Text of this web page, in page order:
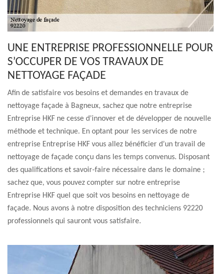
UNE ENTREPRISE PROFESSIONNELLE POUR
S’OCCUPER DE VOS TRAVAUX DE
NETTOYAGE FAÇADE
Afin de satisfaire vos besoins et demandes en travaux de
nettoyage façade à Bagneux, sachez que notre entreprise
Entreprise HKF ne cesse d’innover et de développer de nouvelle
méthode et technique. En optant pour les services de notre
entreprise Entreprise HKF vous allez bénéficier d’un travail de
nettoyage de façade conçu dans les temps convenus. Disposant
des qualifications et savoir-faire nécessaire dans le domaine ;
sachez que, vous pouvez compter sur notre entreprise
Entreprise HKF quel que soit vos besoins en nettoyage de
façade. Nous avons à notre disposition des techniciens 92220
professionnels qui sauront vous satisfaire.